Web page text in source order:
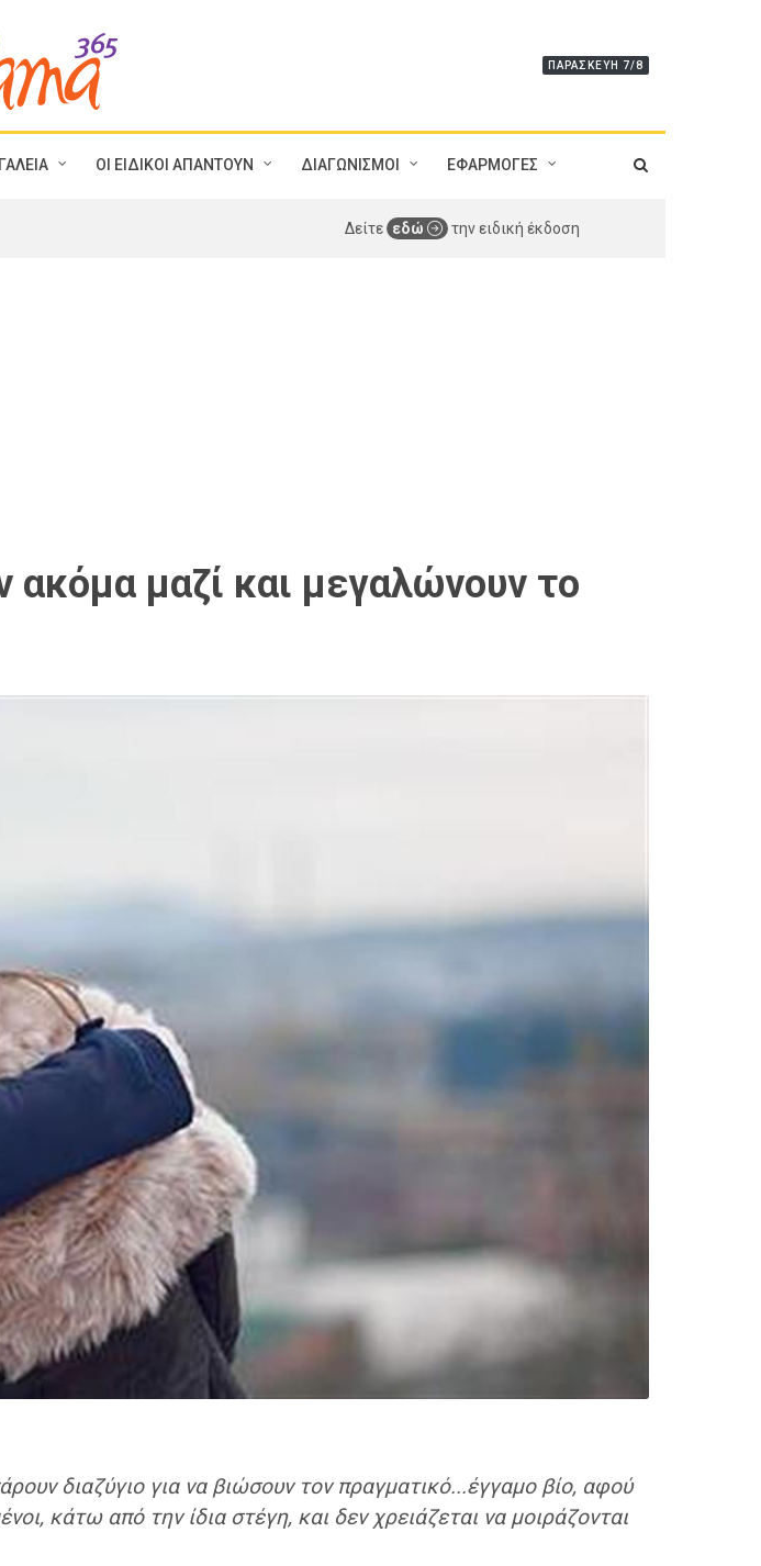
ΠΑΡΑΣΚΕΥΉ 7/8
ΟΙ ΕΙΔΙΚΟΙ ΑΠΑΝΤΟΥΝ ΔΙΑΓΩΝΙΣΜΟΙ ΕΦΑΡΜΟΓΕΣ
Δείτε εδώ την ειδική έκδοση
ακόμα μαζί και μεγαλώνουν το
διαζύγιο για να βιώσουν τον πραγματικό...έγγαμο βίο, αφού
κάτω από την ίδια στέγη, και δεν χρειάζεται να μοιράζονται